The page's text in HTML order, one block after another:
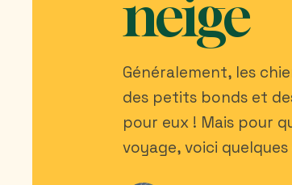
neige
Généralement, les
des petits bonds et
pour eux ! Mais pour
voyage, voici